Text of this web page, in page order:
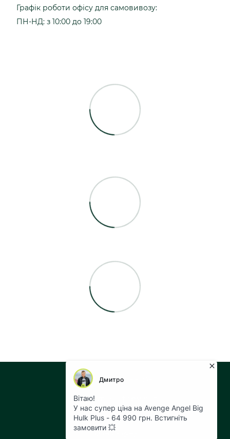
Графік роботи офісу для самовивозу:
ПН-НД: з 10:00 до 19:00
+38 073 043 55 05
Контактна інформація
Повна версія сайту